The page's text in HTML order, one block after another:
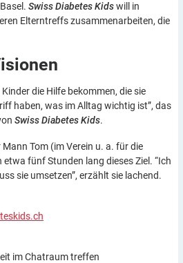
Swiss Diabetes Kidswill in
Elterntreffs zusammenarbeiten, die
die Hilfe bekommen, die sie
haben, was im Alltag wichtig ist”, das
Swiss Diabetes Kids.
Tom (im Verein u. a. für die
fünf Stunden lang dieses Ziel. “Ich
sie umsetzen”, erzählt sie lachend.
im Chatraum treffen